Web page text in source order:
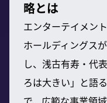
略とは
エンターテイメン
ホールディングス
し、浅古有寿・代
ろは大きい」と語